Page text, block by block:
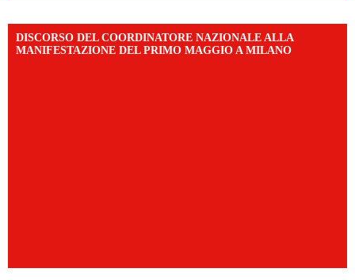
DISCORSO DEL COORDINATORE NAZIONALE ALLA
MANIFESTAZIONE DEL PRIMO MAGGIO A MILANO